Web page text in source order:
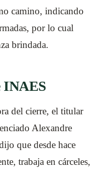
camino, indicando
por lo cual
brindada.
INAES
del cierre, el titular
Alexandre
que desde hace
trabaja en cárceles,